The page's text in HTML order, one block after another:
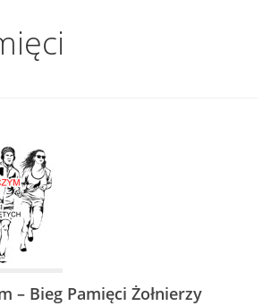
– Bieg Pamięci Żołnierzy